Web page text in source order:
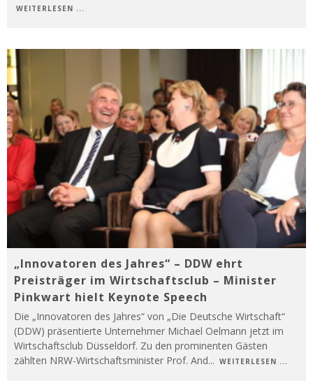
WEITERLESEN ...
„Innovatoren des Jahres“ – DDW ehrt
Preisträger im Wirtschaftsclub – Minister
Pinkwart hielt Keynote Speech
Die „Innovatoren des Jahres“ von „Die Deutsche Wirtschaft“
(DDW) präsentierte Unternehmer Michael Oelmann jetzt im
Wirtschaftsclub Düsseldorf. Zu den prominenten Gästen
zählten NRW-Wirtschaftsminister Prof. And... WEITERLESEN ...